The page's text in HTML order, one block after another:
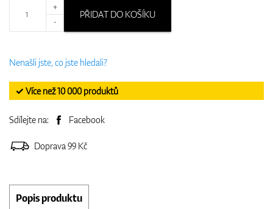
+
-
PŘIDAT DO KOŠÍKU
Nenašli jste, co jste hledali?
✓ Více než 10 000 produktů
Sdílejte na: Facebook
Doprava 99 Kč
Popis produktu